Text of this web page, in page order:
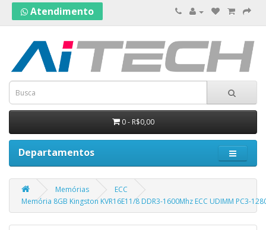
Atendimento
0 - R$0,00
Departamentos
Memórias
ECC
Memória 8GB Kingston KVR16E11/8 DDR3-1600Mhz ECC UDIMM PC3-